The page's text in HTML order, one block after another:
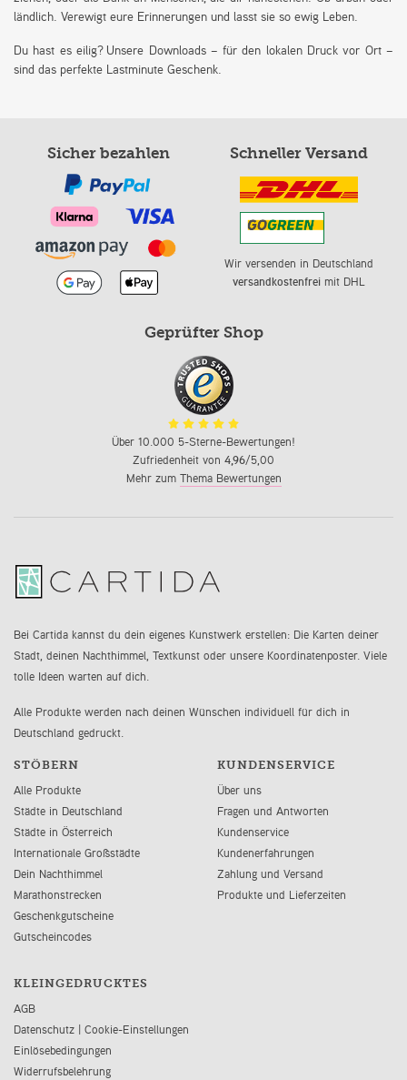
ländlich. Verewigt eure Erinnerungen und lasst sie so ewig Leben.
Du hast es eilig? Unsere Downloads – für den lokalen Druck vor Ort –
sind das perfekte Lastminute Geschenk.
Sicher bezahlen Schneller Versand
Wir versenden in Deutschland
versandkostenfreimit DHL
Geprüfter Shop
Über 10.000 5-Sterne-Bewertungen!
Zufriedenheit von 4,96/5,00
Mehr zum Thema Bewertungen
Bei Cartida kannst du dein eigenes Kunstwerk erstellen: Die Karten deiner
Stadt, deinen Nachthimmel, Textkunst oder unsere Koordinatenposter. Viele
tolle Ideen warten auf dich.
Alle Produkte werden nach deinen Wünschen individuell für dich in
Deutschland gedruckt.
STÖBERN
Alle Produkte
Städte in Deutschland
Städte in Österreich
Internationale Großstädte
Dein Nachthimmel
Marathonstrecken
Geschenkgutscheine
Gutscheincodes
KUNDENSERVICE
Über uns
Fragen und Antworten
Kundenservice
Kundenerfahrungen
Zahlung und Versand
Produkte und Lieferzeiten
KLEINGEDRUCKTES
AGB
Datenschutz | Cookie-Einstellungen
Einlösebedingungen
Widerrufsbelehrung